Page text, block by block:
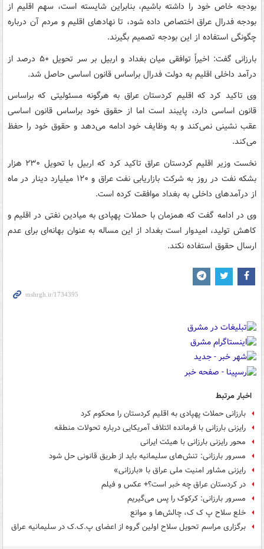
بودجه خاص خود را داشته باشیم، بنابراین شایسته است، سهم اقلیم از
بودجه فدرال عراق اختصاص داده شود، تا نهادهای اقلیم و مردم آن درباره
چگونگی استفاده از این بودجه تصمیم بگیرند.
بارزانی گفت: اخیراً توافقی میان بغداد و اربیل بر سر تحویل ۵۰ درصد از
درآمد داخلی اقلیم به دولت فدرال براساس قانون اساسی حاصل شد.
وی تاکید کرد که اقلیم کردستان عراق به هرگونه مسئولیتی که براساس
قانون اساسی دارد، پایبند است اما از حقوق خود براساس قانون اساسی
عقب نشینی نمی‌کند و به وظایف خود ادامه می‌دهد و حقوق خود را حفظ
می‌کند.
نخست وزیر اقلیم کردستان عراق تاکید کرد که اربیل با تحویل ۲۳۰ هزار
بشکه نفت در روز به شرکت بازاریابی نفت عراق و ۱۲۰ میلیارد دینار در ماه
از درآمدهای داخلی به بغداد موافقت کرده است.
وی در ادامه گفت که همزمان با حملات پهپادی به میادین نفتی در اقلیم و
کاهش تولید، امیدوار است بغداد از این مساله به عنوان بهانه‌ای برای عدم
ارسال حقوق استفاده نکند.
اخبار مرتبط
بارزانی حملات پهپادی به اقلیم کردستان را محکوم کرد
رایزنی بارزانی با فرمانده ائتلاف آمریکایی درباره تحولات منطقه
محور رایزنی بارزانی با هیئت ایرانی
مسرور بارزانی: تنش‌های سلیمانیه باید از طریق قانونی حل شود
رایزنی مشاور امنیت ملی عراق با «بارزانی»
در کردستان عراق چه خبر است؟+ عکس و فیلم
مسرور بارزانی: کرکوک را پس می‌گیریم
خلع سلاح پ ک ک، چالش‌ها و موانع
برگزاری مراسم تحویل سلاح اولین گروه از اعضای پ.ک.ک در سلیمانیه عراق